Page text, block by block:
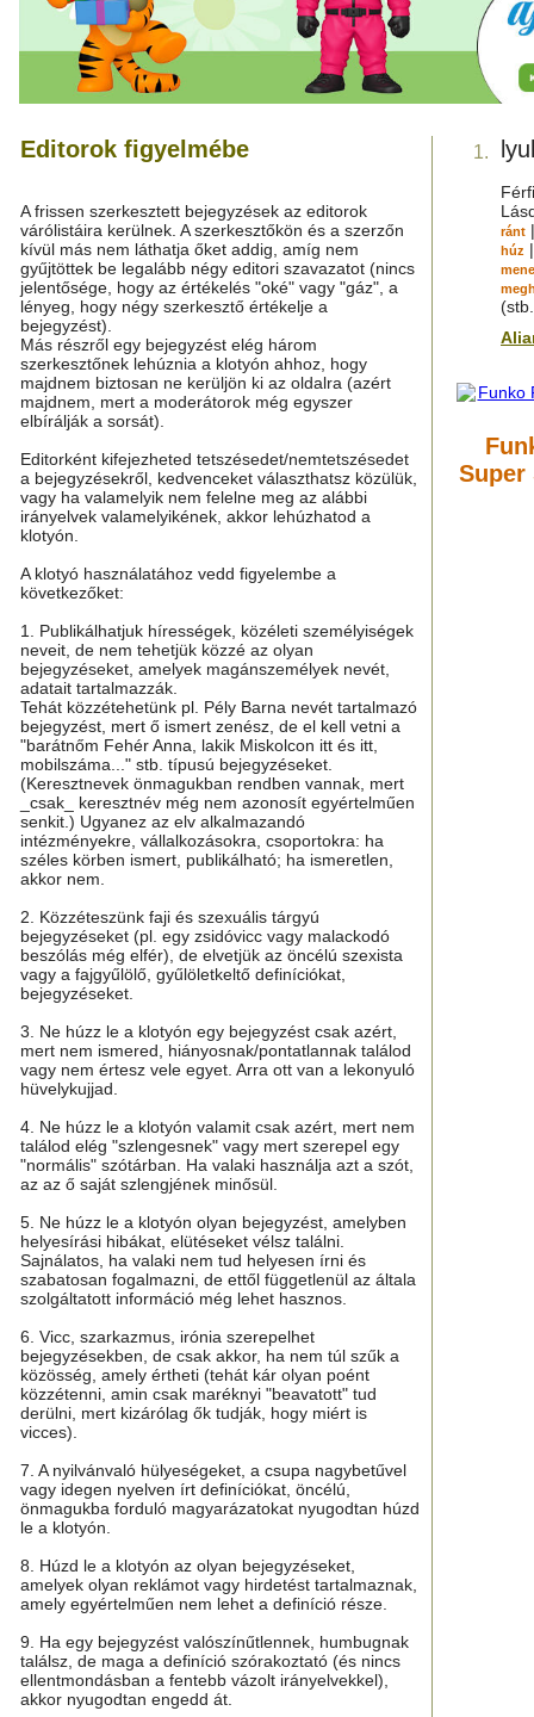
Editorok figyelmébe
A frissen szerkesztett bejegyzések az editorok
várólistáira kerülnek. A szerkesztőkön és a szerzőn
kívül más nem láthatja őket addig, amíg nem
gyűjtöttek be legalább négy editori szavazatot (nincs
jelentősége, hogy az értékelés "oké" vagy "gáz", a
lényeg, hogy négy szerkesztő értékelje a
bejegyzést).
Más részről egy bejegyzést elég három
szerkesztőnek lehúznia a klotyón ahhoz, hogy
majdnem biztosan ne kerüljön ki az oldalra (azért
majdnem, mert a moderátorok még egyszer
elbírálják a sorsát).
Editorként kifejezheted tetszésedet/nemtetszésedet
a bejegyzésekről, kedvenceket választhatsz közülük,
vagy ha valamelyik nem felelne meg az alábbi
irányelvek valamelyikének, akkor lehúzhatod a
klotyón.
A klotyó használatához vedd figyelembe a
következőket:
1. Publikálhatjuk hírességek, közéleti személyiségek
neveit, de nem tehetjük közzé az olyan
bejegyzéseket, amelyek magánszemélyek nevét,
adatait tartalmazzák.
Tehát közzétehetünk pl. Pély Barna nevét tartalmazó
bejegyzést, mert ő ismert zenész, de el kell vetni a
"barátnőm Fehér Anna, lakik Miskolcon itt és itt,
mobilszáma..." stb. típusú bejegyzéseket.
(Keresztnevek önmagukban rendben vannak, mert
_csak_ keresztnév még nem azonosít egyértelműen
senkit.) Ugyanez az elv alkalmazandó
intézményekre, vállalkozásokra, csoportokra: ha
széles körben ismert, publikálható; ha ismeretlen,
akkor nem.
2. Közzéteszünk faji és szexuális tárgyú
bejegyzéseket (pl. egy zsidóvicc vagy malackodó
beszólás még elfér), de elvetjük az öncélú szexista
vagy a fajgyűlölő, gyűlöletkeltő definíciókat,
bejegyzéseket.
3. Ne húzz le a klotyón egy bejegyzést csak azért,
mert nem ismered, hiányosnak/pontatlannak találod
vagy nem értesz vele egyet. Arra ott van a lekonyuló
hüvelykujjad.
4. Ne húzz le a klotyón valamit csak azért, mert nem
találod elég "szlengesnek" vagy mert szerepel egy
"normális" szótárban. Ha valaki használja azt a szót,
az az ő saját szlengjének minősül.
5. Ne húzz le a klotyón olyan bejegyzést, amelyben
helyesírási hibákat, elütéseket vélsz találni.
Sajnálatos, ha valaki nem tud helyesen írni és
szabatosan fogalmazni, de ettől függetlenül az általa
szolgáltatott információ még lehet hasznos.
6. Vicc, szarkazmus, irónia szerepelhet
bejegyzésekben, de csak akkor, ha nem túl szűk a
közösség, amely értheti (tehát kár olyan poént
közzétenni, amin csak maréknyi "beavatott" tud
derülni, mert kizárólag ők tudják, hogy miért is
vicces).
7. A nyilvánvaló hülyeségeket, a csupa nagybetűvel
vagy idegen nyelven írt definíciókat, öncélú,
önmagukba forduló magyarázatokat nyugodtan húzd
le a klotyón.
8. Húzd le a klotyón az olyan bejegyzéseket,
amelyek olyan reklámot vagy hirdetést tartalmaznak,
amely egyértelműen nem lehet a definíció része.
9. Ha egy bejegyzést valószínűtlennek, humbugnak
találsz, de maga a definíció szórakoztató (és nincs
ellentmondásban a fentebb vázolt irányelvekkel),
akkor nyugodtan engedd át.
1.
ránt
húz
Super